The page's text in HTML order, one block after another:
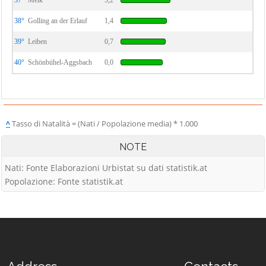
38° Golling an der Erlauf 1,4
39° Leiben 0,7
40° Schönbühel-Aggsbach 0,0
^Tasso di Natalità = (Nati / Popolazione media) * 1.000
NOTE
Nati: Fonte Elaborazioni Urbistat su dati statistik.at
Popolazione: Fonte statistik.at